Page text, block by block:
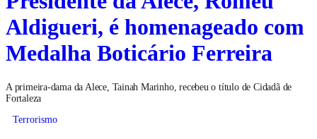
Aldigueri, é homenageado com
Medalha Boticário Ferreira
A primeira-dama da Alece, Tainah Marinho, recebeu o título de Cidadã de
Fortaleza
Terrorismo